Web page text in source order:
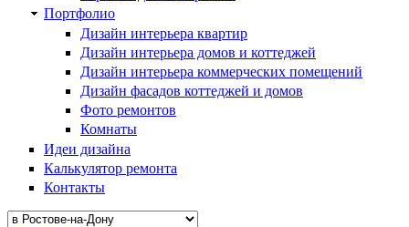
Портфолио
Дизайн интерьера квартир
Дизайн интерьера домов и коттеджей
Дизайн интерьера коммерческих помещений
Дизайн фасадов коттеджей и домов
Фото ремонтов
Комнаты
Идеи дизайна
Калькулятор ремонта
Контакты